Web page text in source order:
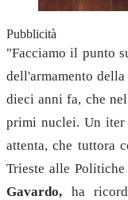
Pubblicità
"Facciamo il punto
dell'armamento
dieci anni fa, che
primi nuclei. Un iter
attenta, che tuttora
Trieste alle
Gavardo, ha